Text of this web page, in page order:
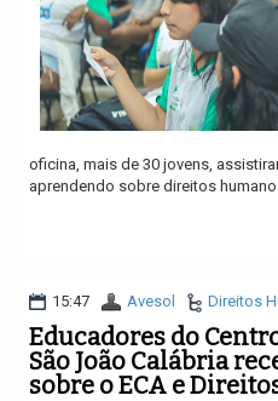
oficina, mais de 30 jovens,
aprendendo sobre direitos
15:47 Avesol Direitos
Educadores do
São João Calábria
sobre o ECA e